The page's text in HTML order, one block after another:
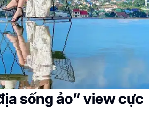
sống ảo” view cực